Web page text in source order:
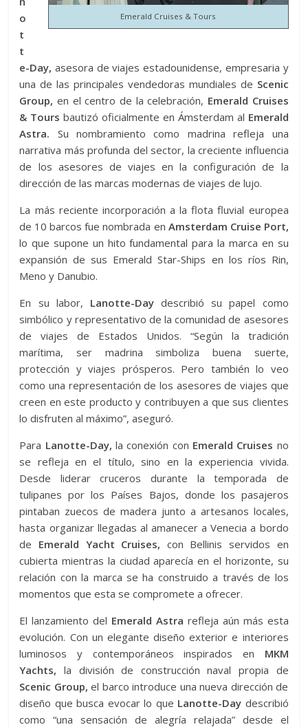
Emerald Cruises & Tours
o
t
t
e-Day, asesora de viajes estadounidense, empresaria y
una de las principales vendedoras mundiales de Scenic
Group,en el centro de la celebración, Emerald Cruises
& Tours bautizó oficialmente en Ámsterdam al Emerald
Astra. Su nombramiento como madrina refleja una
narrativa más profunda del sector, la creciente influencia
de los asesores de viajes en la configuración de la
dirección de las marcas modernas de viajes de lujo.
La más reciente incorporación a la flota fluvial europea
de 10 barcos fue nombrada en Amsterdam Cruise Port,
lo que supone un hito fundamental para la marca en su
expansión de sus Emerald Star-Ships en los ríos Rin,
Meno y Danubio.
En su labor, Lanotte-Daydescribió su papel como
simbólico y representativo de la comunidad de asesores
de viajes de Estados Unidos. “Según la tradición
marítima, ser madrina simboliza buena suerte,
protección y viajes prósperos. Pero también lo veo
como una representación de los asesores de viajes que
creen en este producto y contribuyen a que sus clientes
lo disfruten al máximo”, aseguró.
Para Lanotte-Day, la conexión con Emerald Cruises no
se refleja en el título, sino en la experiencia vivida.
Desde liderar cruceros durante la temporada de
tulipanes por los Países Bajos, donde los pasajeros
pintaban zuecos de madera junto a artesanos locales,
hasta organizar llegadas al amanecer a Venecia a bordo
de Emerald Yacht Cruises, con Bellinis servidos en
cubierta mientras la ciudad aparecía en el horizonte, su
relación con la marca se ha construido a través de los
momentos que esta se compromete a ofrecer.
El lanzamiento del Emerald Astra refleja aún más esta
evolución. Con un elegante diseño exterior e interiores
luminosos y contemporáneos inspirados en MKM
Yachts, la división de construcción naval propia de
Scenic Group, el barco introduce una nueva dirección de
diseño que busca evocar lo que Lanotte-Day describió
como “una sensación de alegría relajada” desde el